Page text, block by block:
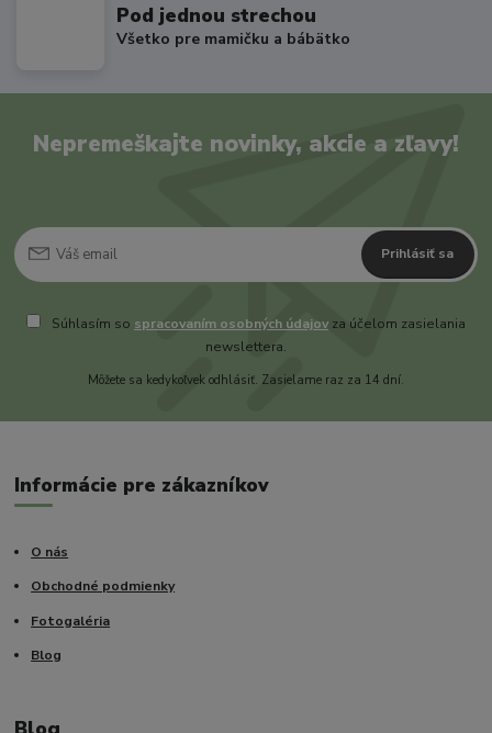
Pod jednou strechou
Všetko pre mamičku a bábätko
Nepremeškajte novinky, akcie a zľavy!
Prihlásiť sa
Súhlasím so spracovaním osobných údajovza účelom zasielania
newslettera.
Môžete sa kedykoľvek odhlásiť. Zasielame raz za 14 dní.
Informácie pre zákazníkov
O nás
Obchodné podmienky
Fotogaléria
Blog